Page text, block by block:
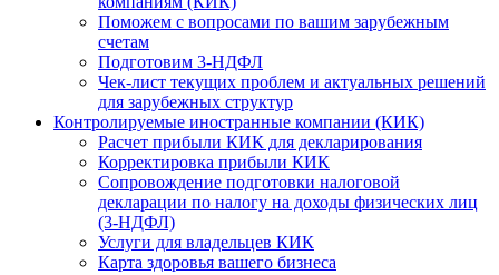
Поможем с вопросами по вашим зарубежным
счетам
Подготовим 3-НДФЛ
Чек-лист текущих проблем и актуальных решений
для зарубежных структур
Контролируемые иностранные компании (КИК)
Расчет прибыли КИК для декларирования
Корректировка прибыли КИК
Сопровождение подготовки налоговой
декларации по налогу на доходы физических лиц
(3-НДФЛ)
Услуги для владельцев КИК
Карта здоровья вашего бизнеса